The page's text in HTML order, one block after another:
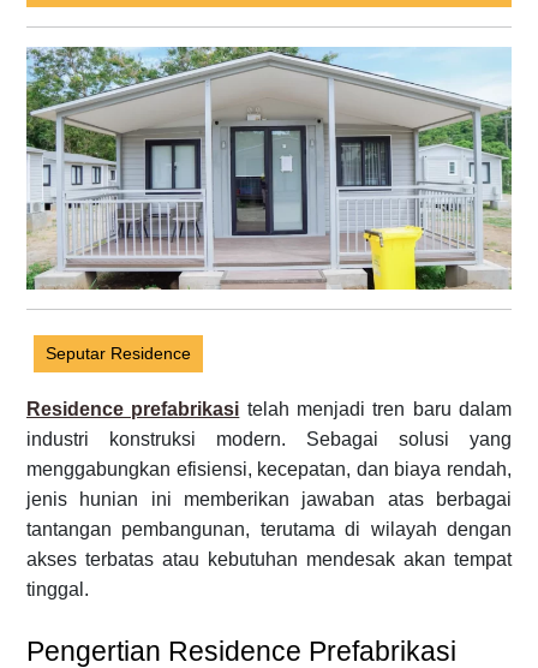
2025
Seputar Residence
Residence prefabrikasi telah menjadi tren baru dalam
industri konstruksi modern. Sebagai solusi yang
menggabungkan efisiensi, kecepatan, dan biaya rendah,
jenis hunian ini memberikan jawaban atas berbagai
tantangan pembangunan, terutama di wilayah dengan
akses terbatas atau kebutuhan mendesak akan tempat
tinggal.
Pengertian Residence Prefabrikasi